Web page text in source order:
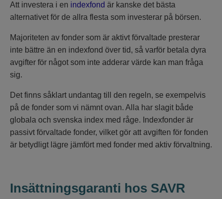
Att investera i en indexfond är kanske det bästa
alternativet för de allra flesta som investerar på börsen.
Majoriteten av fonder som är aktivt förvaltade presterar
inte bättre än en indexfond över tid, så varför betala dyra
avgifter för något som inte adderar värde kan man fråga
sig.
Det finns såklart undantag till den regeln, se exempelvis
på de fonder som vi nämnt ovan. Alla har slagit både
globala och svenska index med råge. Indexfonder är
passivt förvaltade fonder, vilket gör att avgiften för fonden
är betydligt lägre jämfört med fonder med aktiv förvaltning.
Insättningsgaranti hos SAVR